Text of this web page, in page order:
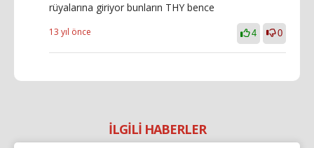
rüyalarına giriyor bunların THY bence
13 yıl önce 4 0
İLGİLİ HABERLER